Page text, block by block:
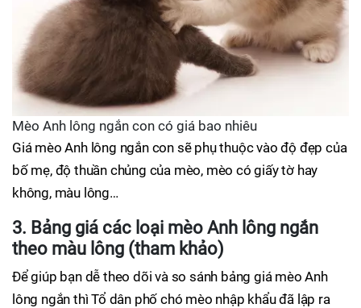
Mèo Anh lông ngắn con có giá bao nhiêu
Giá mèo Anh lông ngắn con sẽ phụ thuộc vào độ đẹp của
bố mẹ, độ thuần chủng của mèo, mèo có giấy tờ hay
không, màu lông…
3. Bảng giá các loại mèo Anh lông ngắn
theo màu lông (tham khảo)
Để giúp bạn dễ theo dõi và so sánh bảng giá mèo Anh
lông ngắn thì Tổ dân phố chó mèo nhập khẩu đã lập ra